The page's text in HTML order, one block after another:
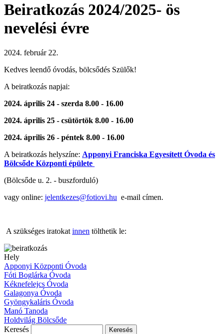
Beiratkozás 2024/2025- ös
nevelési évre
2024. február 22.
Kedves leendő óvodás, bölcsődés Szülők!
A beiratkozás napjai:
2024. április 24 - szerda 8.00 - 16.00
2024. április 25 - csütörtök 8.00 - 16.00
2024. április 26 - péntek 8.00 - 16.00
A beiratkozás helyszíne: Apponyi Franciska Egyesített Óvoda és
Bölcsőde Központi épülete
(Bölcsőde u. 2. - buszforduló)
vagy online: jelentkezes@fotiovi.hu e-mail címen.
A szükséges iratokat innen tölthetik le:
Hely
Apponyi Központi Óvoda
Fóti Boglárka Óvoda
Kéknefelejcs Óvoda
Galagonya Óvoda
Gyöngykaláris Óvoda
Manó Tanoda
Holdvilág Bölcsőde
Keresés